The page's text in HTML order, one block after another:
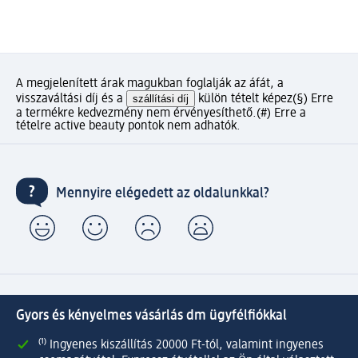
A megjelenített árak magukban foglalják az áfát, a
visszaváltási díj és a
szállítási díj külön tételt képez(§) Erre
a termékre kedvezmény nem érvényesíthető.(#) Erre a
tételre active beauty pontok nem adhatók.
Mennyire elégedett az oldalunkkal?
Gyors és kényelmes vásárlás dm ügyfélfiókkal
⁽¹⁾ Ingyenes kiszállítás 20000 Ft-tól, valamint ingyenes